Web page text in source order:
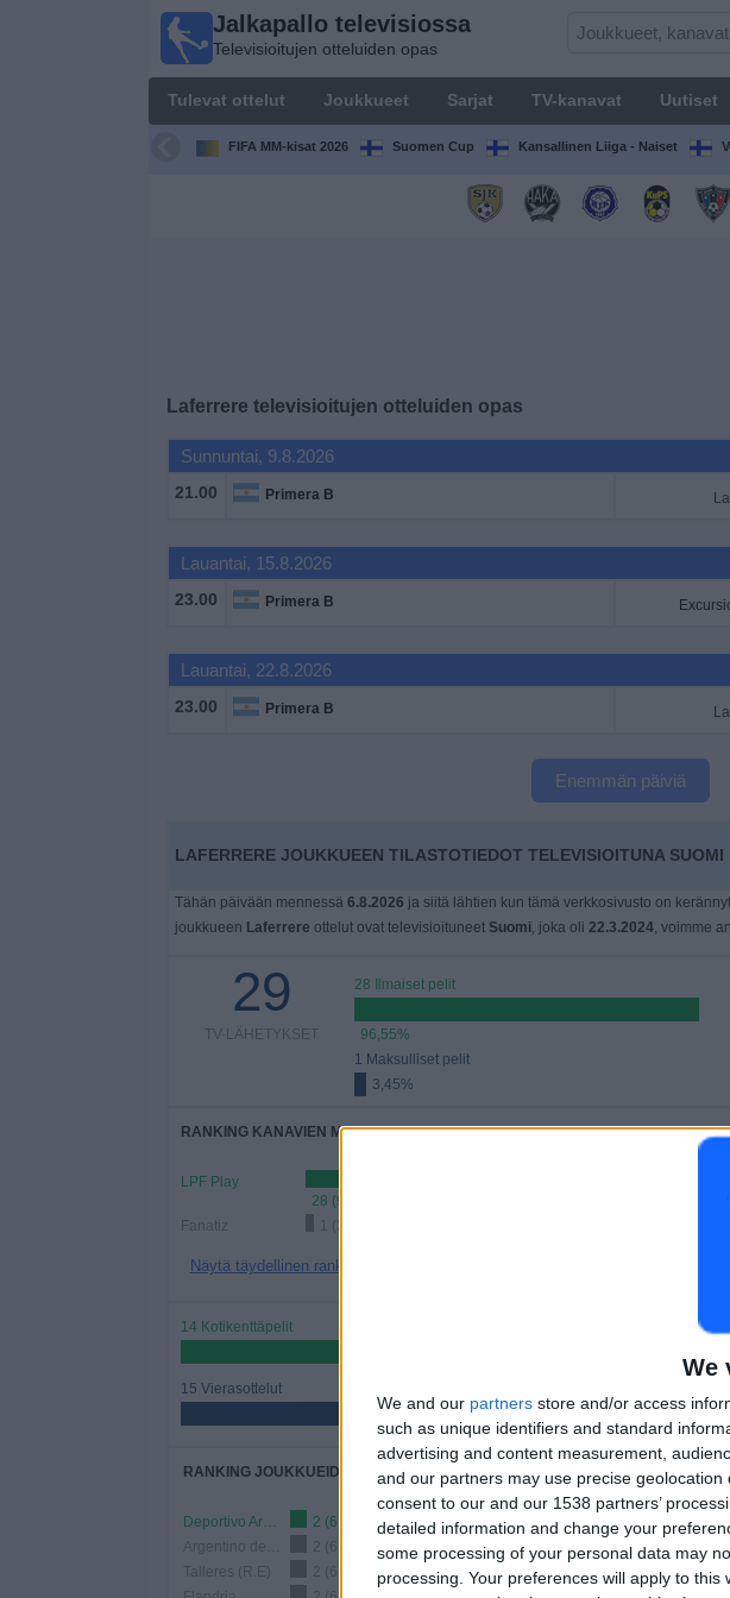
We
We and our partners store and/or access
such as unique identifiers and standard
advertising and content measurement,
and our partners may use precise
consent to our and our 1538 partners’
detailed information and change your
some processing of your personal data may
processing. Your preferences will apply to
Jalkapallo televisiossa
Televisioitujen otteluiden opas
Tulevat ottelut Joukkueet Sarjat TV-kanavat Uutiset
FIFA MM-kisat 2026 Suomen Cup Kansallinen Liiga - Naiset
Laferrere televisioitujen otteluiden opas
Sunnuntai, 9.8.2026
21.00 Primera B
Lauantai, 15.8.2026
23.00 Primera B
Lauantai, 22.8.2026
23.00 Primera B
Enemmän päiviä
LAFERRERE JOUKKUEEN TILASTOTIEDOT TELEVISIOITUNA SUOMI
Tähän päivään mennessä 6.8.2026 ja siitä lähtien kun tämä verkkosivusto on
joukkueen Laferrere ottelut ovat televisioituneet Suomi, joka oli 22.3.2024, voimme
29
TV-LÄHETYKSET
28 Ilmaiset pelit
96,55%
1 Maksulliset pelit
3,45%
RANKING KANAVIEN MUKAAN
LPF Play
28 (96,55%)
Fanatiz
1 (3,45%)
Näytä täydellinen ranking
14 Kotikenttäpelit
15 Vierasottelut
51,72%
RANKING JOUKKUEIDEN MUKAAN
Deportivo Armenio
2 (6,9%)
2 (6,9%)
Talleres (R.E)
2 (6,9%)
RANKING
Primera B
Copa Argentina
Näytä
Jalkapallo
televisiossa
Televisioitujen
otteluiden opas